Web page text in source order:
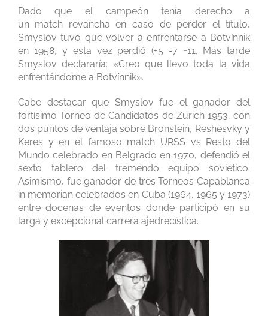
Dado que el campeón tenía derecho a
un match revancha en caso de perder el título,
Smyslov tuvo que volver a enfrentarse a Botvínnik
en 1958, y esta vez perdió (+5 -7 =11. Más tarde
Smyslov declararía: «Creo que llevo toda la vida
enfrentándome a Botvínnik».
Cabe destacar que Smyslov fue el ganador del
fortísimo Torneo de Candidatos de Zurich 1953, con
dos puntos de ventaja sobre Bronstein, Reshesvky y
Keres y en el famoso match URSS vs Resto del
Mundo celebrado en Belgrado en 1970, defendió el
sexto tablero del tremendo equipo soviético.
Asimismo, fue ganador de tres Torneos Capablanca
in memorian celebrados en Cuba (1964, 1965 y 1973)
entre docenas de eventos donde participó en su
larga y excepcional carrera ajedrecística.